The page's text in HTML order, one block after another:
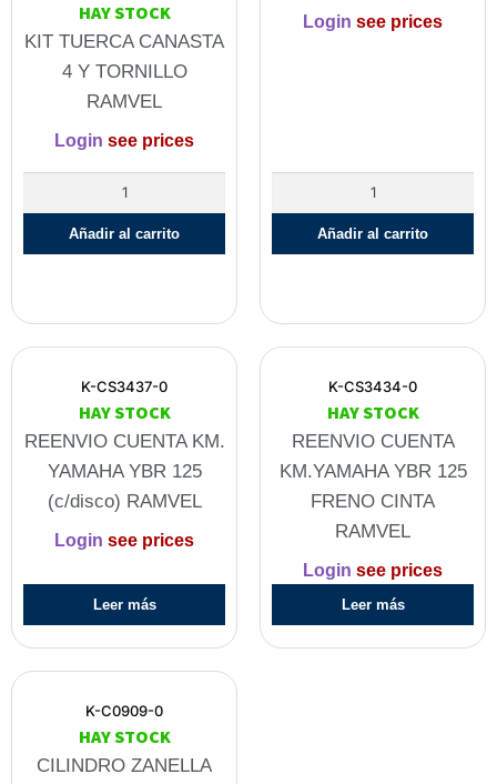
HAY STOCK
KIT TUERCA CANASTA
4 Y TORNILLO
RAMVEL
Login see prices
Añadir al carrito
Login see prices
Añadir al carrito
K-CS3437-0
HAY STOCK
REENVIO CUENTA KM.
YAMAHA YBR 125
(c/disco) RAMVEL
Login see prices
Leer más
K-CS3434-0
HAY STOCK
REENVIO CUENTA
KM.YAMAHA YBR 125
FRENO CINTA
RAMVEL
Login see prices
Leer más
K-C0909-0
HAY STOCK
CILINDRO ZANELLA